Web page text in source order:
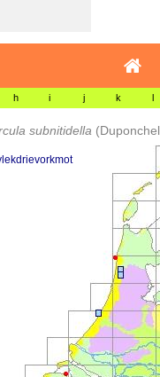
h i j k l
subnitidella